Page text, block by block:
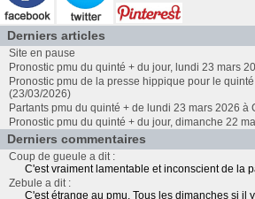
Derniers articles
Site en pause
Pronostic pmu du quinté + du jour, lundi 23 mars
Pronostic pmu de la presse hippique pour le
(23/03/2026)
Partants pmu du quinté + de lundi 23 mars 2026 à
Pronostic pmu du quinté + du jour, dimanche 22
Derniers commentaires
Coup de gueule a dit :
C'est vraiment lamentable et inconscient de la
Zebule a dit :
C'est étrange au pmu. Tous les dimanches si il